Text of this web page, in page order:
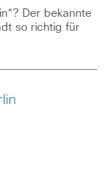
Der bekannte
so richtig für